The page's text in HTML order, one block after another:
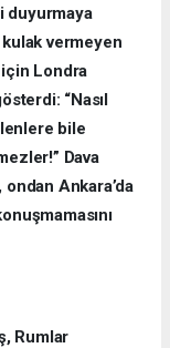
duyurmaya
kulak vermeyen
için Londra
“Nasıl
bile
Dava
Ankara’da
Rumlar